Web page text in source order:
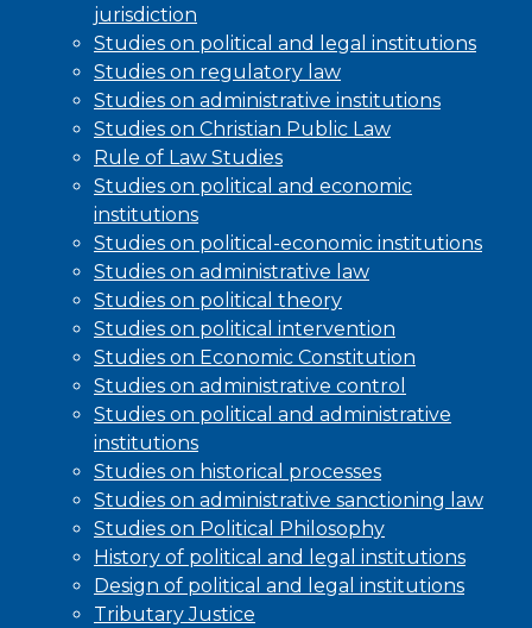
jurisdiction
Studies on political and legal institutions
Studies on regulatory law
Studies on administrative institutions
Studies on Christian Public Law
Rule of Law Studies
Studies on political and economic
institutions
Studies on political-economic institutions
Studies on administrative law
Studies on political theory
Studies on political intervention
Studies on Economic Constitution
Studies on administrative control
Studies on political and administrative
institutions
Studies on historical processes
Studies on administrative sanctioning law
Studies on Political Philosophy
History of political and legal institutions
Design of political and legal institutions
Tributary Justice